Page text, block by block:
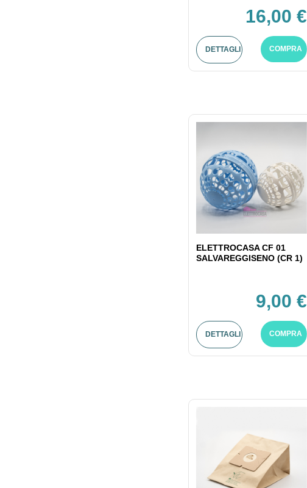
16,00 €
DETTAGLI COMPRA
ELETTROCASA CF 01
SALVAREGGISENO (CR 1)
9,00 €
DETTAGLI COMPRA